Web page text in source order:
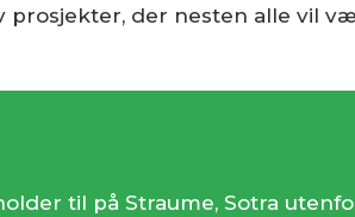
der nesten alle vil
til på Straume, Sotra